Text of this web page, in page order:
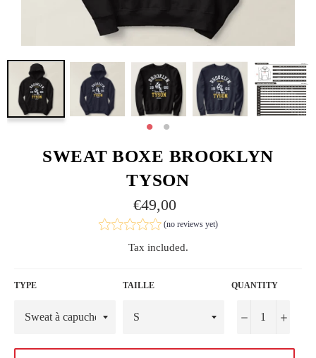
SWEAT BOXE BROOKLYN
TYSON
Regular
price
€49,00
(no reviews yet)
Tax included.
TYPE TAILLE QUANTITY
− +